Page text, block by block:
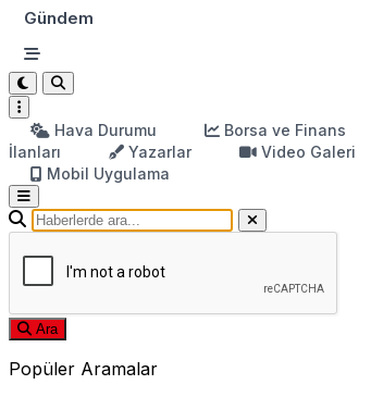
Gündem
Hava Durumu Borsa ve Finans
İlanları
Yazarlar Video Galeri
Mobil Uygulama
Ara
Popüler Aramalar